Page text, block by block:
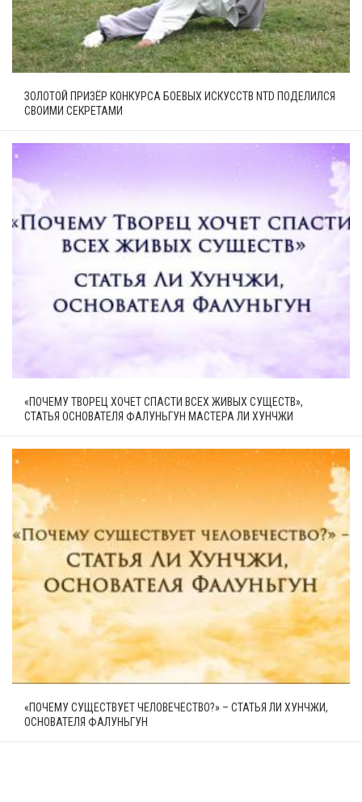
ЗОЛОТОЙ ПРИЗЁР КОНКУРСА БОЕВЫХ ИСКУССТВ NTD ПОДЕЛИЛСЯ
СВОИМИ СЕКРЕТАМИ
«ПОЧЕМУ ТВОРЕЦ ХОЧЕТ СПАСТИ ВСЕХ ЖИВЫХ СУЩЕСТВ»,
СТАТЬЯ ОСНОВАТЕЛЯ ФАЛУНЬГУН МАСТЕРА ЛИ ХУНЧЖИ
«ПОЧЕМУ СУЩЕСТВУЕТ ЧЕЛОВЕЧЕСТВО?» – СТАТЬЯ ЛИ ХУНЧЖИ,
ОСНОВАТЕЛЯ ФАЛУНЬГУН